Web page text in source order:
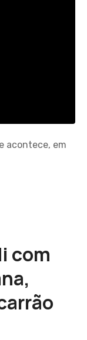
acontece, em
com